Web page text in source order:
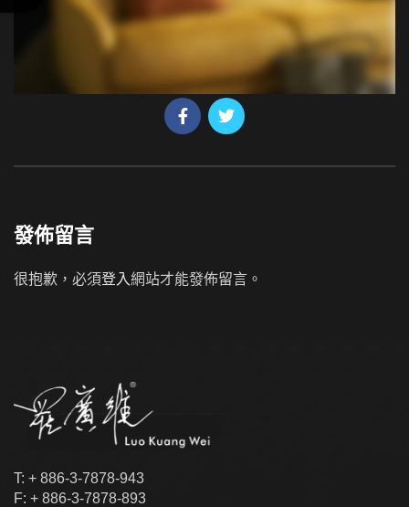
發佈留言
很抱歉，必須登入網站才能發佈留言。
T: + 886-3-7878-943
F: + 886-3-7878-893